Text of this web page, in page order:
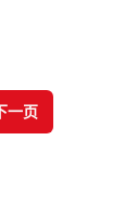
一页